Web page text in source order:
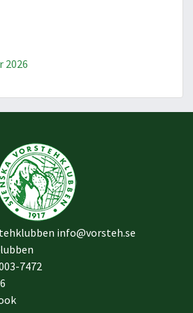
2026
info@vorsteh.se
7472